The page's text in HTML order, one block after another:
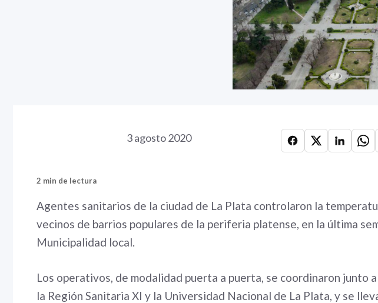
3 agosto 2020
2 min de lectura
Agentes sanitarios de la ciudad de La Plata controlaron la
vecinos de barrios populares de la periferia platense, en la última
Municipalidad local.
Los operativos, de modalidad puerta a puerta, se coordinaron junto
la Región Sanitaria XI y la Universidad Nacional de La Plata, y se